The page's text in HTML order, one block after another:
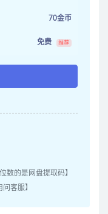
70金币
免费 推荐
数的是网盘提取码】
客服】